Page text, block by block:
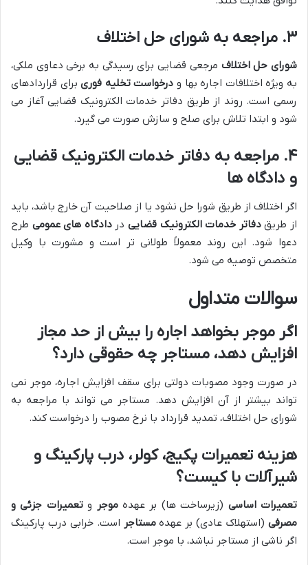
۳. مراجعه به شورای حل اختلاف
شورای حل اختلاف مرجعی قضایی برای رسیدگی به برخی دعاوی ملکی،
به ویژه اختلافات اجاره بها و درخواست تخلیه فوریبرای قراردادهای
رسمی است. روند از طریق دفاتر خدمات الکترونیک قضایی آغاز می
شود و ابتدا تلاش برای صلح و سازش صورت می گیرد.
۴. مراجعه به دفاتر خدمات الکترونیک قضایی
و دادگاه ها
اگر اختلاف از طریق شورا حل نشود یا از صلاحیت آن خارج باشد، باید
از طریقدفاتر خدمات الکترونیک قضاییدردادگاه های عمومی طرح
دعوا شود. این روند معمولاً طولانی تر است و مشورت با وکیل
متخصص توصیه می شود.
سوالات متداول
اگر موجر بخواهد اجاره را بیش از حد مجاز
افزایش دهد، مستاجر چه حقوقی دارد؟
در صورت وجود مصوبات دولتی برای سقف افزایش اجاره، موجر نمی
تواند بیشتر از آن افزایش دهد. مستاجر می تواند با مراجعه به
شورای حل اختلاف، تمدید قرارداد با نرخ مصوب را درخواست کند.
هزینه تعمیرات پکیج، کولر، درب پارکینگ و
شیرآلات با کیست؟
تعمیرات اساسی (زیرساخت ها) بر عهدهموجر وتعمیرات جزئی و
مصرفی(استهلاک عادی) بر عهدهمستاجر است. خرابی درب پارکینگ
اگر ناشی از مستاجر نباشد، با موجر است.